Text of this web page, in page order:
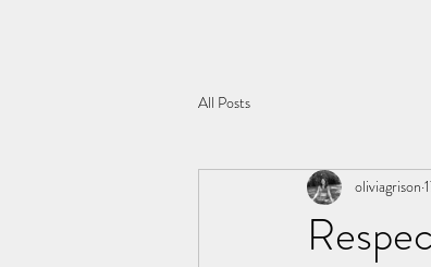
All Posts
oliviagrison